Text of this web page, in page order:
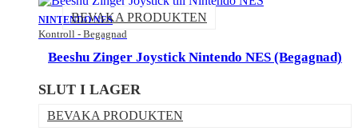
NINTENDO NES
Kontroll - Begagnad
BEVAKA PRODUKTEN
Beeshu Zinger Joystick Nintendo NES (Begagnad)
SLUT I LAGER
BEVAKA PRODUKTEN